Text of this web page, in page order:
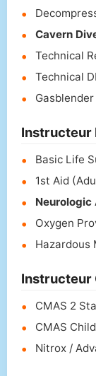
Cavern
Technical
Technical
Instructeur
Basic Life
1st Aid
Neurologic
Oxygen
Hazardous
Instructeur
CMAS 2
CMAS
Nitrox /